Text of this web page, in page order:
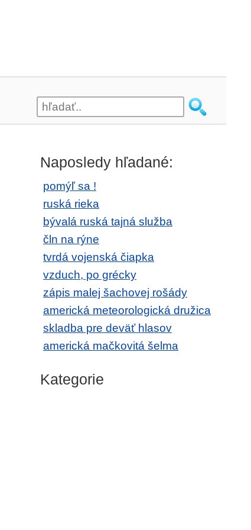
Naposledy hľadané:
pomýľ sa !
ruská rieka
bývalá ruská tajná služba
čln na rýne
tvrdá vojenská čiapka
vzduch, po grécky
zápis malej šachovej rošády
americká meteorologická družica
skladba pre deväť hlasov
americká mačkovitá šelma
Kategorie